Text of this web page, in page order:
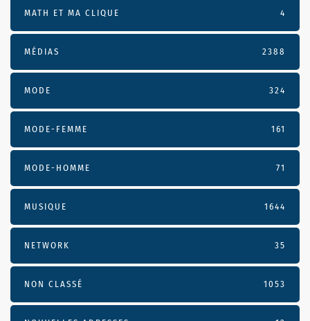
MATH ET MA CLIQUE 4
MÉDIAS 2388
MODE 324
MODE-FEMME 161
MODE-HOMME 71
MUSIQUE 1644
NETWORK 35
NON CLASSÉ 1053